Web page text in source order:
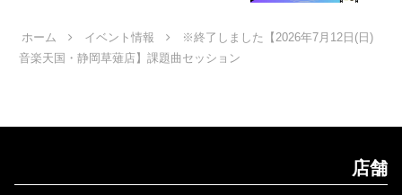
ホーム イベント情報
※終了しました【2026年7月12日(日)
音楽天国・静岡草薙店】課題曲セッション
店舗